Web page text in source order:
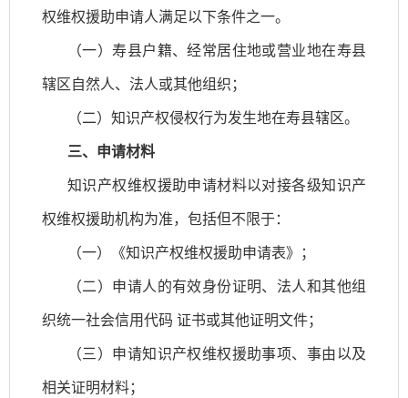
权维权援助申请人满足以下条件之一。
（一）寿县户籍、经常居住地或营业地在寿县
辖区自然人、法人或其他组织；
（二）知识产权侵权行为发生地在寿县辖区。
三、申请材料
知识产权维权援助申请材料以对接各级知识产
权维权援助机构为准，包括但不限于：
（一）《知识产权维权援助申请表》；
（二）申请人的有效身份证明、法人和其他组
织统一社会信用代码 证书或其他证明文件；
（三）申请知识产权维权援助事项、事由以及
相关证明材料；